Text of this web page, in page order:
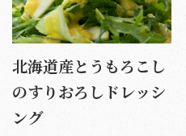
北海道産とうもろこし
のすりおろしドレッシ
ング